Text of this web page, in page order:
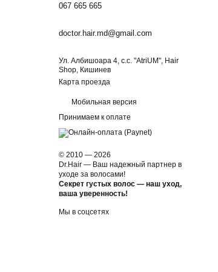
067 665 665
doctor.hair.md@gmail.com
Ул. Албишоара 4, c.c. "AtriUM", Hair
Shop, Кишинев
Карта проезда
Мобильная версия
Принимаем к оплате
© 2010 — 2026
Dr.Hair — Ваш надежный партнер в
уходе за волосами!
Секрет густых волос — наш уход,
ваша уверенность!
Мы в соцсетях